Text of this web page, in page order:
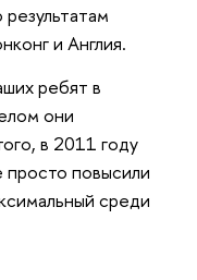
и Англия.
ребят в
они
в 2011 году
просто повысили
среди